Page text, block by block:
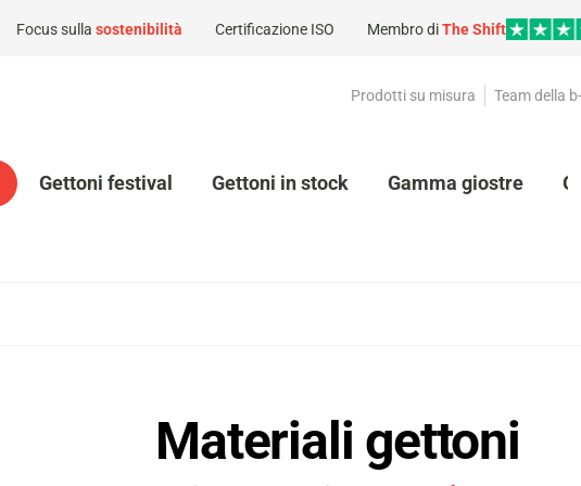
Focus sulla sostenibilità Certificazione ISO Membro diThe Shift
Prodotti su misura Team della
Gettoni festival Gettoni in stock Gamma giostre
Materiali gettoni